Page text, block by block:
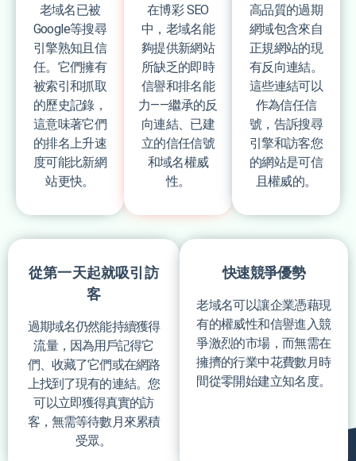
老域名已被
Google等搜尋
引擎熟知且信
任。它們擁有
被索引和抓取
的歷史記錄，
這意味著它們
的排名上升速
度可能比新網
站更快。
在博彩 SEO
中，老域名能
夠提供新網站
所缺乏的即時
信譽和排名能
力——繼承的反
向連結、已建
立的信任信號
和域名權威
性。
高品質的過期
網域包含來自
正規網站的現
有反向連結。
這些連結可以
作為信任信
號，告訴搜尋
引擎和訪客您
的網站是可信
且權威的。
從第一天起就吸引訪
客
過期域名仍然能持續獲得
流量，因為用戶記得它
們、收藏了它們或在網路
上找到了現有的連結。您
可以立即獲得真實的訪
客，無需等待數月來累積
受眾。
快速競爭優勢
老域名可以讓企業憑藉現
有的權威性和信譽進入競
爭激烈的市場，而無需在
擁擠的行業中花費數月時
間從零開始建立知名度。